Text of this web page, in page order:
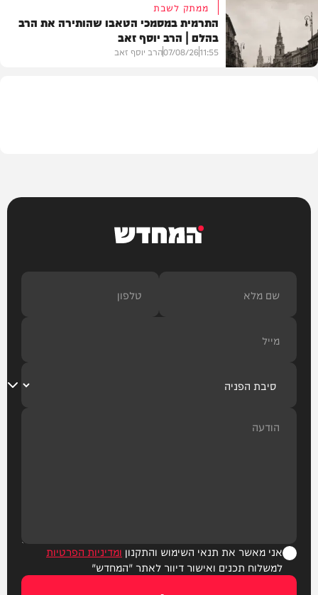
דעות
ממתק לשבת
התרמית במסמכי הטאבו שהותירה את הרב
בהלם | הרב יוסף זאב
11:55
07/08/26הרב יוסף זאב
המחדש
אני מאשר את תנאי השימוש והתקנון ומדיניות הפרטיות
למשלוח תכנים ואישור דיוור לאתר "המחדש"